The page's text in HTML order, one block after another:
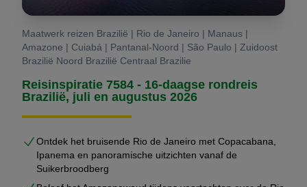
Maatwerk reizen Brazilië | Rio de Janeiro | Manaus |
Amazone | Cuiabá | Pantanal-Noord | São Paulo | Zuidoost
Brazilië Noord Brazilië Centraal Brazilie
Reisinspiratie 7584 - 16-daagse rondreis
Brazilië, juli en augustus 2026
Ontdek het bruisende Rio de Janeiro met Copacabana,
Ipanema en panoramische uitzichten vanaf de
Suikerbroodberg